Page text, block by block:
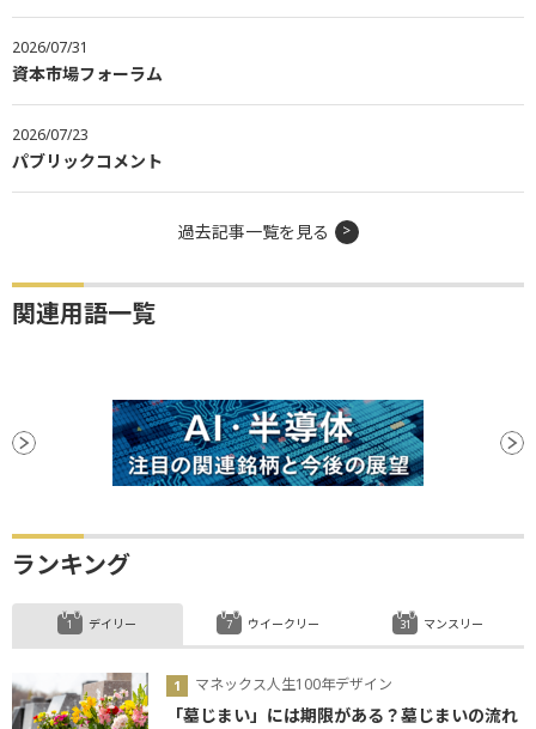
2026/07/31
資本市場フォーラム
2026/07/23
パブリックコメント
過去記事一覧を見る
関連用語一覧
ランキング
デイリー
マネックス人生100年デザイン
「墓じまい」には期限がある？墓じまいの流れ
ウイークリー マンスリー